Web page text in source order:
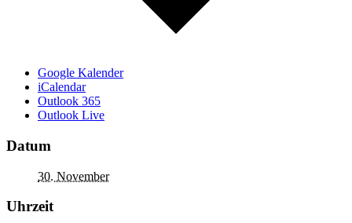
Google Kalender
iCalendar
Outlook 365
Outlook Live
Datum
30. November
Uhrzeit